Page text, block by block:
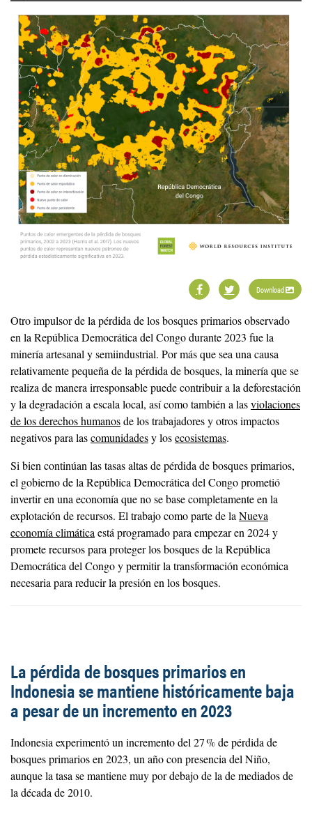
Download
Otro impulsor de la pérdida de los bosques primarios observado
en la República Democrática del Congo durante 2023 fue la
minería artesanal y semiindustrial. Por más que sea una causa
relativamente pequeña de la pérdida de bosques, la minería que se
realiza de manera irresponsable puede contribuir a la deforestación
y la degradación a escala local, así como también a lasviolaciones
de los derechos humanosde los trabajadores y otros impactos
negativos para lascomunidadesy losecosistemas.
Si bien continúan las tasas altas de pérdida de bosques primarios,
el gobierno de la República Democrática del Congo prometió
invertir en una economía que no se base completamente en la
explotación de recursos. El trabajo como parte de laNueva
economía climáticaestá programado para empezar en 2024 y
promete recursos para proteger los bosques de la República
Democrática del Congo y permitir la transformación económica
necesaria para reducir la presión en los bosques.
La pérdida de bosques primarios en
Indonesia se mantiene históricamente baja
a pesar de un incremento en 2023
Indonesia experimentó un incremento del 27 % de pérdida de
bosques primarios en 2023, un año con presencia del Niño,
aunque la tasa se mantiene muy por debajo de la de mediados de
la década de 2010.